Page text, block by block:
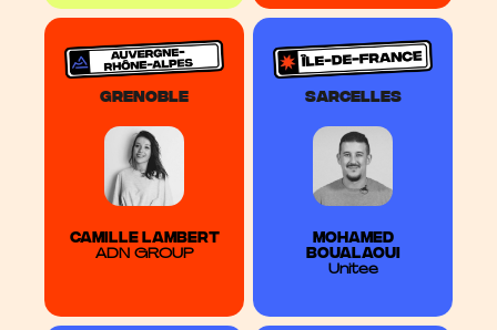
GRENOBLE
CAMILLE LAMBERT
ADN GROUP
SARCELLES
Mohamed
Boualaoui
Unitee